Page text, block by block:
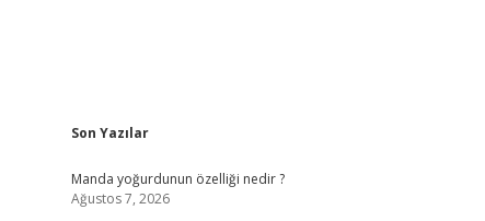
Sidebar
Son Yazılar
Manda yoğurdunun özelliği nedir ?
Ağustos 7, 2026